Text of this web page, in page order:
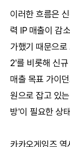
이러한 흐름은
력 IP 매출이 감
가했기 때문으
2'를 비롯해 신
매출 목표 가이
원으로 잡고 있
방'이 필요한 상
카카오게임즈